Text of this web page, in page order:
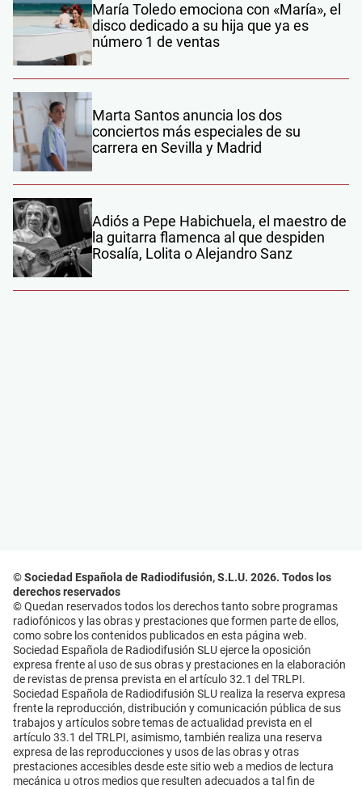
María Toledo emociona con «María», el
disco dedicado a su hija que ya es
número 1 de ventas
Marta Santos anuncia los dos
conciertos más especiales de su
carrera en Sevilla y Madrid
Adiós a Pepe Habichuela, el maestro de
la guitarra flamenca al que despiden
Rosalía, Lolita o Alejandro Sanz
© Sociedad Española de Radiodifusión, S.L.U. 2026. Todos los
derechos reservados
© Quedan reservados todos los derechos tanto sobre programas
radiofónicos y las obras y prestaciones que formen parte de ellos,
como sobre los contenidos publicados en esta página web.
Sociedad Española de Radiodifusión SLU ejerce la oposición
expresa frente al uso de sus obras y prestaciones en la elaboración
de revistas de prensa prevista en el artículo 32.1 del TRLPI.
Sociedad Española de Radiodifusión SLU realiza la reserva expresa
frente la reproducción, distribución y comunicación pública de sus
trabajos y artículos sobre temas de actualidad prevista en el
artículo 33.1 del TRLPI, asimismo, también realiza una reserva
expresa de las reproducciones y usos de las obras y otras
prestaciones accesibles desde este sitio web a medios de lectura
mecánica u otros medios que resulten adecuados a tal fin de